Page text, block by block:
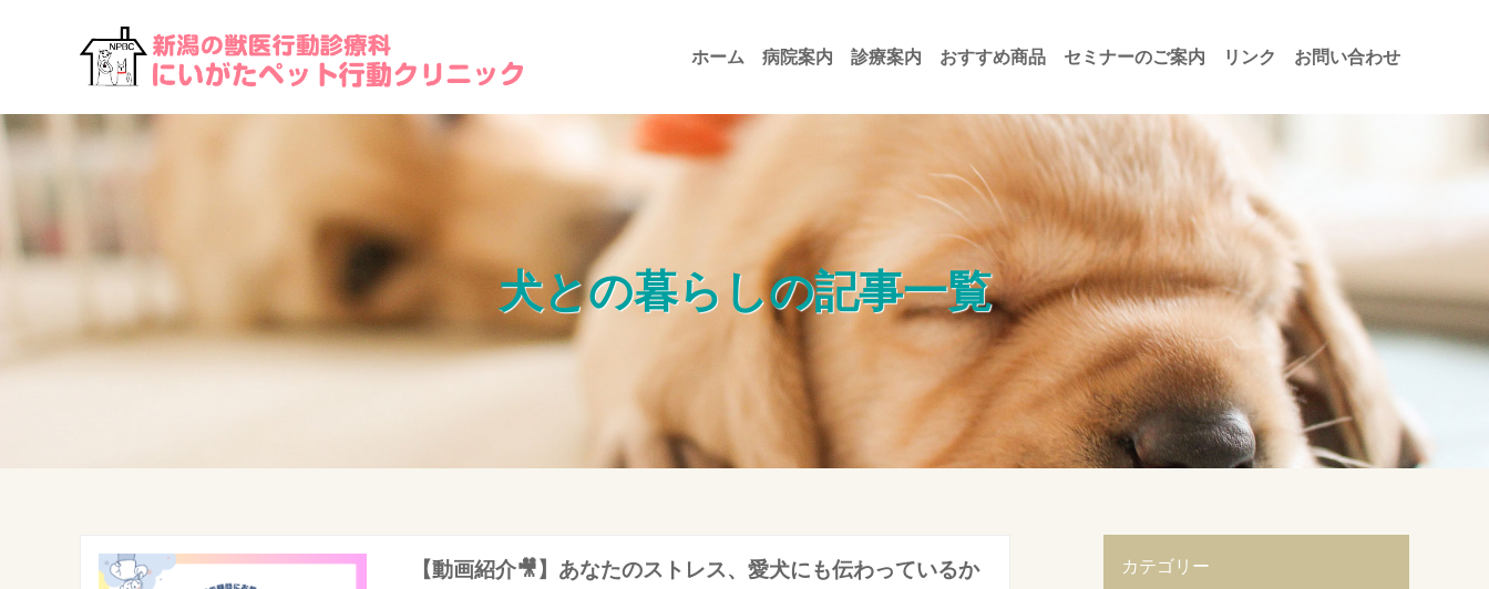
ホーム 病院案内 診療案内 おすすめ商品 セミナーのご案内 リンク お問い合わせ
犬との暮らしの記事一覧
【動画紹介🎥】あなたのストレス、愛犬にも伝わっているか
カテゴリー